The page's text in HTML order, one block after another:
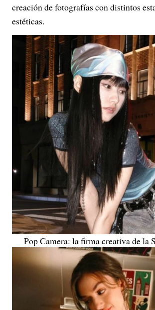
creación de fotografías con distintos
estéticas.
Pop Camera: la firma creativa de la